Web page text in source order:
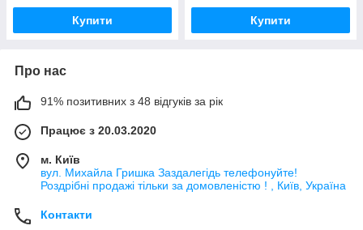
Купити Купити
Про нас
91% позитивних з 48 відгуків за рік
Працює з 20.03.2020
м. Київ
вул. Михайла Гришка Заздалегiдь телефонуйте!
Роздрібні продажі тiльки за домовленістю ! , Київ, Україна
Контакти